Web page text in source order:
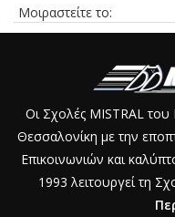
Μοιραστείτε το:
Οι Σχολές MISTRAL
Θεσσαλονίκη με την
Επικοινωνιών και
1993 λειτουργεί τη